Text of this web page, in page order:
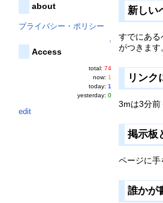
新しい
すでにある
がつきます
リンク
3mは3分前
掲示板
ページに
誰かが
about
プライバシー・ポリシー
↑
Access
total:74
now:1
today:1
yesterday:0
edit